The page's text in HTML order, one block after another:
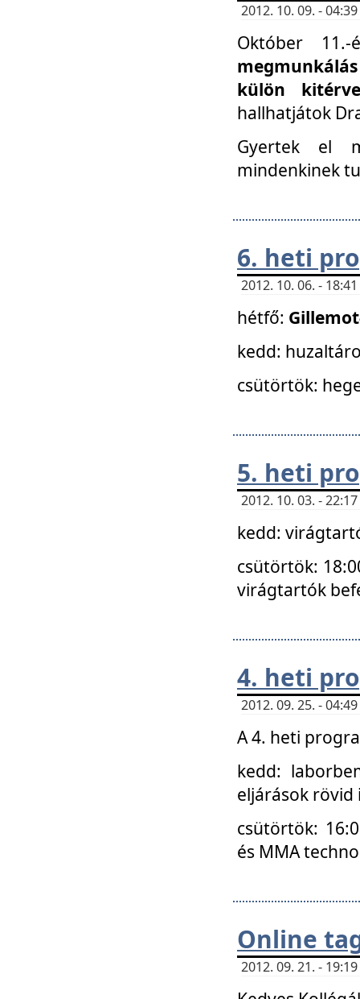
2012. 10. 09. -
Október
külön
hallhatjátok
Gyertek el
mindenkinek
6. heti
2012. 10. 06. -
hétfő:
kedd:
csütörtök:
5. heti
2012. 10. 03. -
kedd:
csütörtök:
virágtartók
4. heti
2012. 09. 25. -
A 4. heti
kedd:
eljárások
csütörtök:
és MMA
Online
2012. 09. 21. -